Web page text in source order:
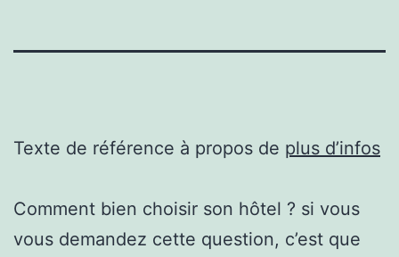
Texte de référence à propos de plus d’infos
Comment bien choisir son hôtel ? si vous
vous demandez cette question, c’est que